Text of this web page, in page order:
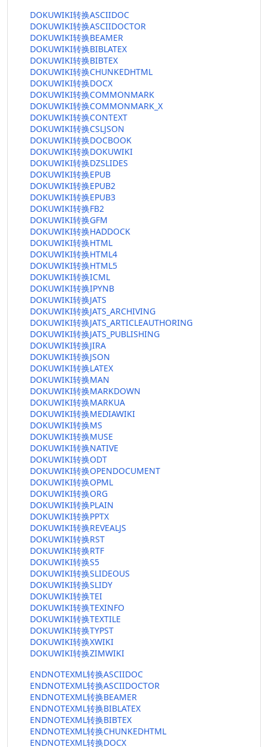
DOKUWIKI转换ASCIIDOC
DOKUWIKI转换ASCIIDOCTOR
DOKUWIKI转换BEAMER
DOKUWIKI转换BIBLATEX
DOKUWIKI转换BIBTEX
DOKUWIKI转换CHUNKEDHTML
DOKUWIKI转换DOCX
DOKUWIKI转换COMMONMARK
DOKUWIKI转换COMMONMARK_X
DOKUWIKI转换CONTEXT
DOKUWIKI转换CSLJSON
DOKUWIKI转换DOCBOOK
DOKUWIKI转换DOKUWIKI
DOKUWIKI转换DZSLIDES
DOKUWIKI转换EPUB
DOKUWIKI转换EPUB2
DOKUWIKI转换EPUB3
DOKUWIKI转换FB2
DOKUWIKI转换GFM
DOKUWIKI转换HADDOCK
DOKUWIKI转换HTML
DOKUWIKI转换HTML4
DOKUWIKI转换HTML5
DOKUWIKI转换ICML
DOKUWIKI转换IPYNB
DOKUWIKI转换JATS
DOKUWIKI转换JATS_ARCHIVING
DOKUWIKI转换JATS_ARTICLEAUTHORING
DOKUWIKI转换JATS_PUBLISHING
DOKUWIKI转换JIRA
DOKUWIKI转换JSON
DOKUWIKI转换LATEX
DOKUWIKI转换MAN
DOKUWIKI转换MARKDOWN
DOKUWIKI转换MARKUA
DOKUWIKI转换MEDIAWIKI
DOKUWIKI转换MS
DOKUWIKI转换MUSE
DOKUWIKI转换NATIVE
DOKUWIKI转换ODT
DOKUWIKI转换OPENDOCUMENT
DOKUWIKI转换OPML
DOKUWIKI转换ORG
DOKUWIKI转换PLAIN
DOKUWIKI转换PPTX
DOKUWIKI转换REVEALJS
DOKUWIKI转换RST
DOKUWIKI转换RTF
DOKUWIKI转换S5
DOKUWIKI转换SLIDEOUS
DOKUWIKI转换SLIDY
DOKUWIKI转换TEI
DOKUWIKI转换TEXINFO
DOKUWIKI转换TEXTILE
DOKUWIKI转换TYPST
DOKUWIKI转换XWIKI
DOKUWIKI转换ZIMWIKI
ENDNOTEXML转换ASCIIDOC
ENDNOTEXML转换ASCIIDOCTOR
ENDNOTEXML转换BEAMER
ENDNOTEXML转换BIBLATEX
ENDNOTEXML转换BIBTEX
ENDNOTEXML转换CHUNKEDHTML
ENDNOTEXML转换DOCX